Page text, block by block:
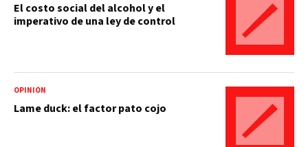
El costo social del alcohol y el
imperativo de una ley de control
OPINIÓN
Lame duck: el factor pato cojo